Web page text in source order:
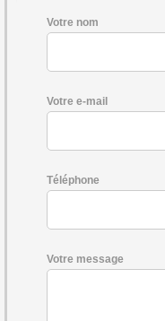
Votre nom
Votre e-mail
Téléphone
Votre message